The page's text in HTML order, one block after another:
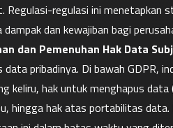
Regulasi-regulasi ini menetapkan
dan kewajiban bagi
dan Pemenuhan Hak Data
pribadinya. Di bawah GDPR,
keliru, hak untuk menghapus data
hingga hak atas portabilitas data.